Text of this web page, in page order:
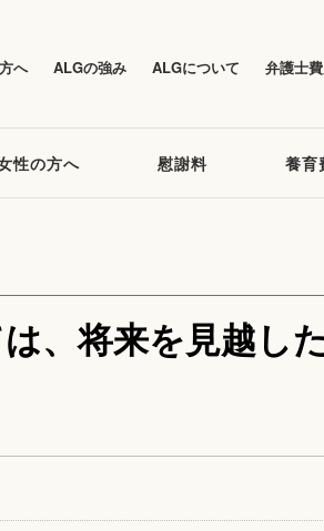
へ ALGの強み ALGについて 弁護士
性の方へ 慰謝料 養育
、将来を見越し